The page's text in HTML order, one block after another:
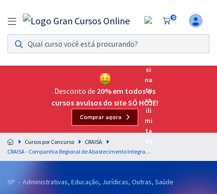
0
Assinatura Ilimitada 11
Acesso a todos os cursos. Teste grátis por 7 dias!
Assinatura OAB Até Passar
Acesso ilimitado a toda preparação para o Exame da
Residências Multiprofissionais
Preparação completa e intensiva para as principais
residências em saúde do Brasil
Desconto de 20% em todos os
cursos avulsos do site SÓ HOJE!
Comprar agora
Cursos por Concurso
CRAISA
CRAISA - Companhia Regional de Abastecimento Integrado de Santo André - SP - Conhecimentos Específicos Para o Cargo de Nutricionista com a Equipe Gran
SP - Administrativas, Educação, Jurídicas, Outras, Saúde